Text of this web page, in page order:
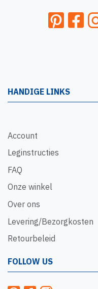
HANDIGE LINKS
Account
Leginstructies
FAQ
Onze winkel
Over ons
Levering/Bezorgkosten
Retourbeleid
FOLLOW US